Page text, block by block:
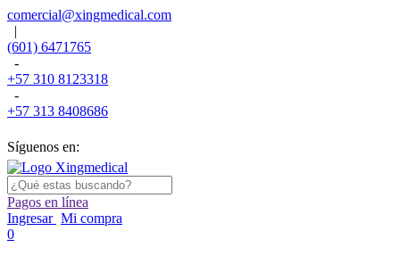
comercial@xingmedical.com
|
(601) 6471765
-
+57 310 8123318
-
+57 313 8408686
Síguenos en:
Pagos en línea
Ingresar Mi compra
0